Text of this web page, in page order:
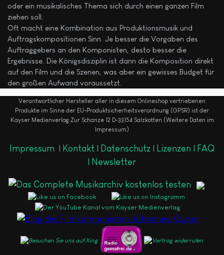
oder ein musikalisches Thema sich durch einen ganzen Film
ziehen soll.
Oft macht eine Kombination aus Produktionsmusik und
Auftragskompositionen Sinn. Je besser die Vorgaben des
Auftraggebers an den Komponisten, desto besser die
Ergebnisse. Die Königsdisziplin ist dann die Komposition direkt
auf den Film und die Szenen, was aber ein gewisses Budget für
den großen Aufwand voraussetzt.
Verantwortlicher Hersteller aller in diesem Onlineshop vertriebenen
Produkte im Sinne der EU-Produktsicherheitsverordnung (GPSR) ist der
Kayser Medienverlag Zur Schanze 12 D-33154 Salzkotten (Weitere Daten im
Impressum)
Impressum | Kontakt | Datenschutz | Lizenzen | FAQ
| Newsletter